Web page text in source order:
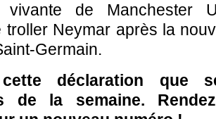
vivante de Manchester
troller Neymar après la
Germain.
déclaration que
de la semaine.